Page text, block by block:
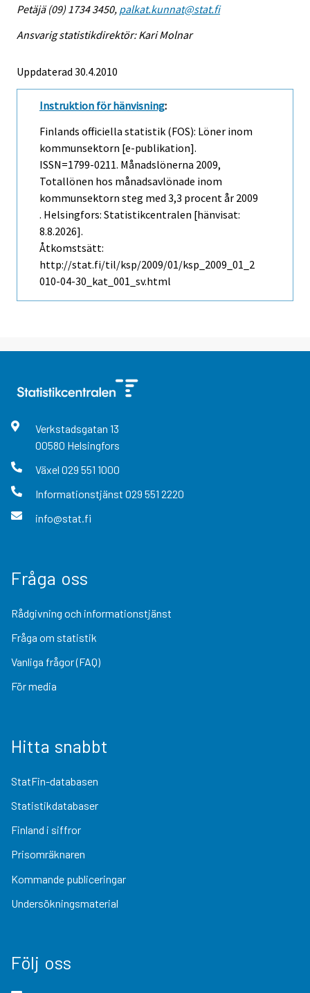
Petäjä (09) 1734 3450, palkat.kunnat@stat.fi
Ansvarig statistikdirektör: Kari Molnar
Uppdaterad 30.4.2010
Instruktion för hänvisning:
Finlands officiella statistik (FOS): Löner inom
kommunsektorn [e-publikation].
ISSN=1799-0211. Månadslönerna 2009,
Totallönen hos månadsavlönade inom
kommunsektorn steg med 3,3 procent år 2009
. Helsingfors: Statistikcentralen [hänvisat:
8.8.2026].
Åtkomstsätt:
http://stat.fi/til/ksp/2009/01/ksp_2009_01_2
010-04-30_kat_001_sv.html
Verkstadsgatan 13
00580 Helsingfors
Växel 029 551 1000
Informationstjänst 029 551 2220
info@stat.fi
Fråga oss
Rådgivning och informationstjänst
Fråga om statistik
Vanliga frågor (FAQ)
För media
Hitta snabbt
StatFin-databasen
Statistikdatabaser
Finland i siffror
Prisomräknaren
Kommande publiceringar
Undersökningsmaterial
Följ oss